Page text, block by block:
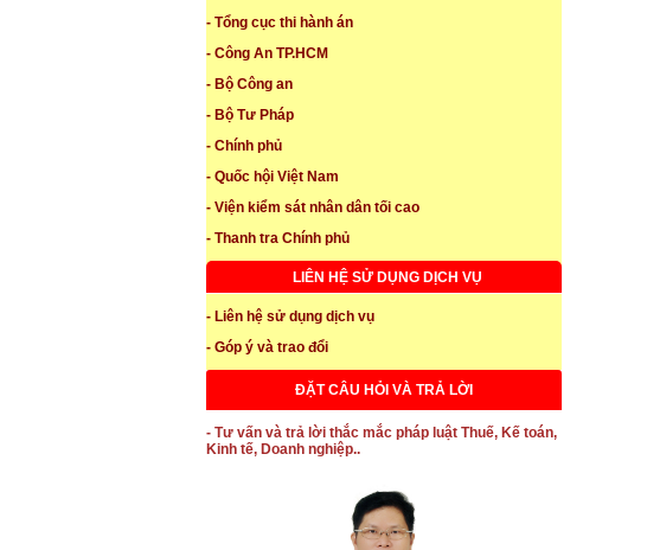
- Tổng cục thi hành án
- Công An TP.HCM
- Bộ Công an
- Bộ Tư Pháp
- Chính phủ
- Quốc hội Việt Nam
- Viện kiểm sát nhân dân tối cao
- Thanh tra Chính phủ
LIÊN HỆ SỬ DỤNG DỊCH VỤ
- Liên hệ sử dụng dịch vụ
- Góp ý và trao đổi
ĐẶT CÂU HỎI VÀ TRẢ LỜI
- Tư vấn và trả lời thắc mắc pháp luật Thuế, Kế toán,
Kinh tế, Doanh nghiệp..